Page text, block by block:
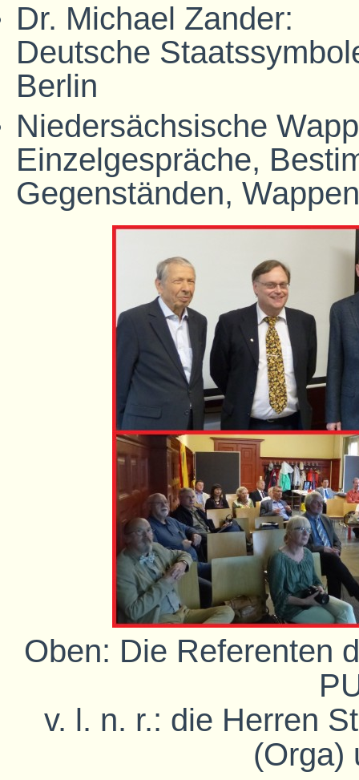
Dr. Michael Zander:
Deutsche
Berlin
Niedersächsische
Einzelgespräche,
Gegenständen,
Oben: Die Referenten
v. l. n. r.: die Herren
(Orga)